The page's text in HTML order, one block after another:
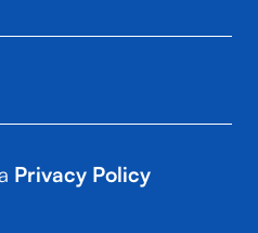
Privacy Policy